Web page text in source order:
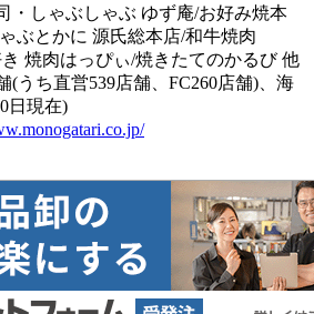
・しゃぶしゃぶ ゆず庵/お好み焼本
ぶとかに 源氏総本店/和牛焼肉
焼肉はっぴぃ/焼きたてのかるび 他
(うち直営539店舗、FC260店舗)、海
日現在)